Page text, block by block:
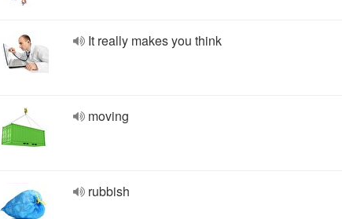
It really makes you think
moving
rubbish